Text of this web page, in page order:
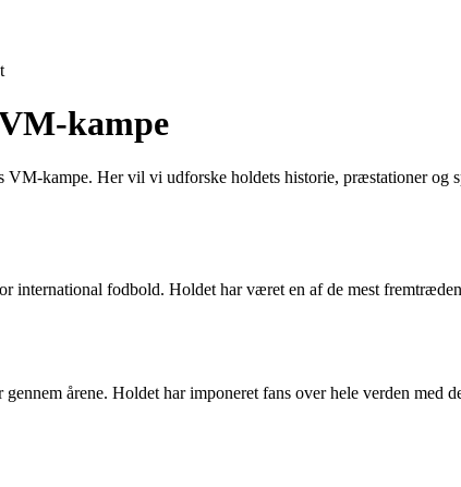
kampe
kampe. Her vil vi udforske holdets historie, præstationer og
international fodbold. Holdet har været en af de mest
årene. Holdet har imponeret fans over hele verden med